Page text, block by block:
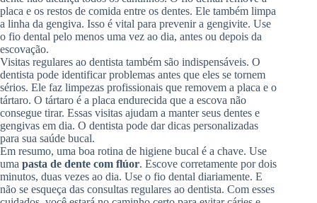
placa e os restos de comida entre os dentes. Ele também limpa
a linha da gengiva. Isso é vital para prevenir a gengivite. Use
o fio dental pelo menos uma vez ao dia, antes ou depois da
escovação.
Visitas regulares ao dentista também são indispensáveis. O
dentista pode identificar problemas antes que eles se tornem
sérios. Ele faz limpezas profissionais que removem a placa e o
tártaro. O tártaro é a placa endurecida que a escova não
consegue tirar. Essas visitas ajudam a manter seus dentes e
gengivas em dia. O dentista pode dar dicas personalizadas
para sua saúde bucal.
Em resumo, uma boa rotina de higiene bucal é a chave. Use
uma pasta de dente com flúor. Escove corretamente por dois
minutos, duas vezes ao dia. Use o fio dental diariamente. E
não se esqueça das consultas regulares ao dentista. Com esses